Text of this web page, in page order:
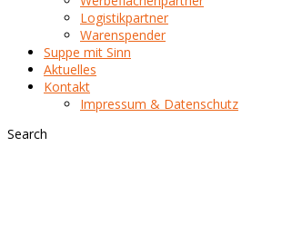
Logistikpartner
Warenspender
Suppe mit Sinn
Aktuelles
Kontakt
Impressum & Datenschutz
Search